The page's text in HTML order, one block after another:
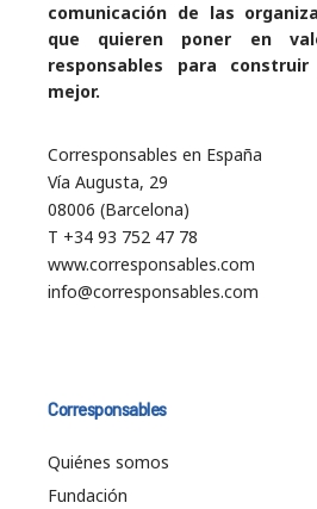
comunicación de las
que quieren poner en
responsables para
mejor.
Corresponsables en España
Vía Augusta, 29
08006 (Barcelona)
T +34 93 752 47 78
www.corresponsables.com
info@corresponsables.com
Corresponsables
Quiénes somos
Fundación